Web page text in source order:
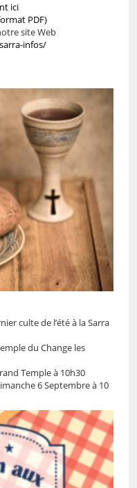
ici
PDF)
site Web
infos/
culte de l’été à la Sarra
du Change les
Temple à 10h30
6 Septembre à 10